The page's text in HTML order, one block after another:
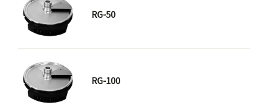
RG-50
RG-100